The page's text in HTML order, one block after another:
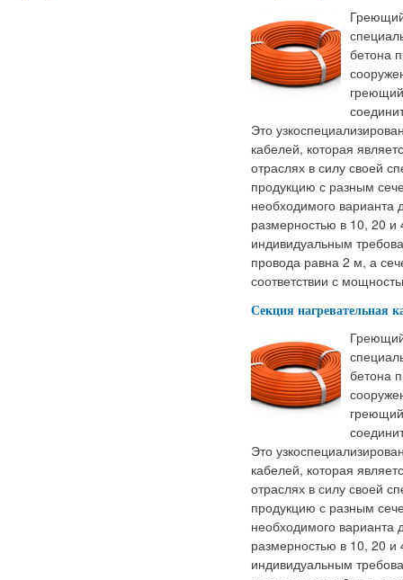
бетона
Это
кабелей, которая
отраслях в силу своей
продукцию с разным
необходимого варианта
размерностью в 10, 20 и
индивидуальным
провода равна 2 м, а
соответствии с
Секция нагревательная
бетона
Это
кабелей, которая
отраслях в силу своей
продукцию с разным
необходимого варианта
размерностью в 10, 20 и
индивидуальным